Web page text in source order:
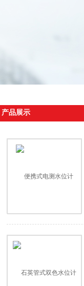
产品展示